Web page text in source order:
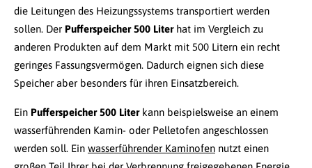
die Leitungen des Heizungssystems transportiert werden
sollen. Der Pufferspeicher 500 Literhat im Vergleich zu
anderen Produkten auf dem Markt mit 500 Litern ein recht
geringes Fassungsvermögen. Dadurch eignen sich diese
Speicher aber besonders für ihren Einsatzbereich.
Ein Pufferspeicher 500 Literkann beispielsweise an einem
wasserführenden Kamin- oder Pelletofen angeschlossen
werden soll. Ein wasserführender Kaminofen nutzt einen